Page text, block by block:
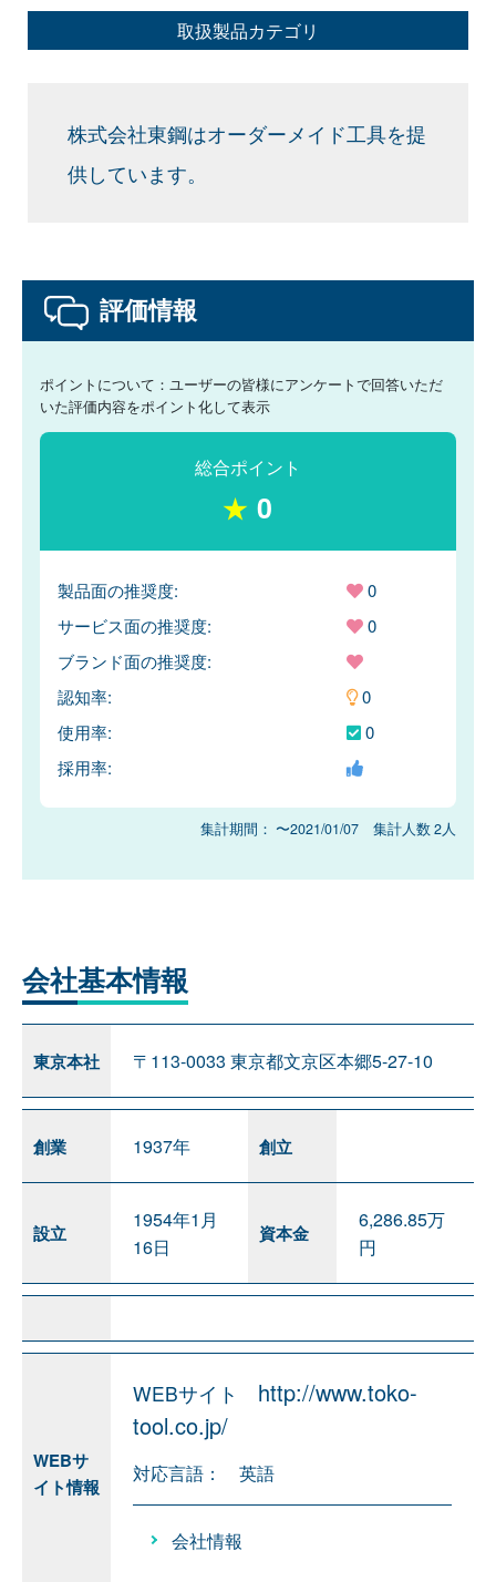
取扱製品カテゴリ
株式会社東鋼はオーダーメイド工具を提
供しています。
評価情報
ポイントについて：ユーザーの皆様にアンケートで回答いただ
いた評価内容をポイント化して表示
総合ポイント
★ 0
製品面の推奨度:
サービス面の推奨度:
ブランド面の推奨度:
0
0
認知率:
使用率:
採用率:
0
0
集計期間： 〜2021/01/07 集計人数 2人
会社基本情報
東京本社 〒113-0033 東京都文京区本郷5-27-10
創業 1937年 創立
設立
1954年1月
16日
資本金
6,286.85万
円
WEBサ
イト情報
WEBサイト http://www.toko-
tool.co.jp/
対応言語： 英語
会社情報